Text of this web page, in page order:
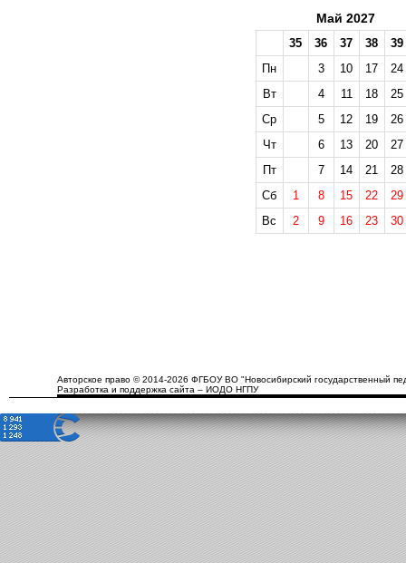
Май 2027
35 36 37 38
39
Пн
3 10 17
24
Вт
4 11 18
25
Ср
5 12 19
26
Чт
6 13 20
27
Пт
7 14 21
28
Сб
1 8 15 22
29
Вс
2 9 16 23 30
Авторское право © 2014-2026 ФГБОУ ВО "Новосибирский государственный
Разработка и поддержка сайта – ИОДО НГПУ